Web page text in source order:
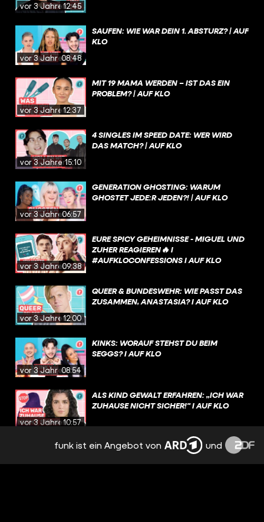
vor 3 Jahren12:45
vor 3 Jahren08:48
SAUFEN: WIE WAR DEIN 1. ABSTURZ? | AUF
KLO
vor 3 Jahren12:37
MIT 19 MAMA WERDEN – IST DAS EIN
PROBLEM? | AUF KLO
vor 3 Jahren15:10
4 SINGLES IM SPEED DATE: WER WIRD
DAS MATCH? | AUF KLO
vor 3 Jahren06:57
GENERATION GHOSTING: WARUM
GHOSTET JEDE:R JEDEN?! | AUF KLO
vor 3 Jahren09:38
EURE SPICY GEHEIMNISSE - MIGUEL UND
ZUHER REAGIEREN🔥 I
#AUFKLOCONFESSIONS I AUF KLO
vor 3 Jahren12:00
QUEER & BUNDESWEHR: WIE PASST DAS
ZUSAMMEN, ANASTASIA? I AUF KLO
vor 3 Jahren08:54
KINKS: WORAUF STEHST DU BEIM
SEGGS? I AUF KLO
vor 3 Jahren10:57
ALS KIND GEWALT ERFAHREN: „ICH WAR
ZUHAUSE NICHT SICHER!" I AUF KLO
EURE BEICHTEN - WIR REAGIEREN! I
#AUFKLOCONFESSIONS I AUF KLO
funk ist ein Angebot von und